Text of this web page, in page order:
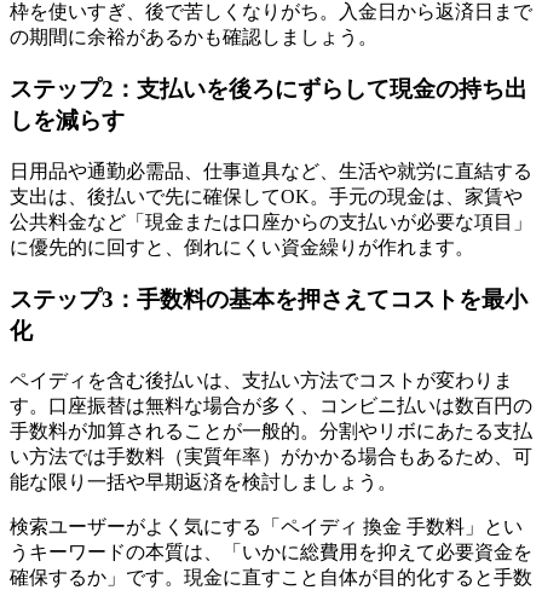
枠を使いすぎ、後で苦しくなりがち。入金日から返済日まで
の期間に余裕があるかも確認しましょう。
ステップ2：支払いを後ろにずらして現金の持ち出
しを減らす
日用品や通勤必需品、仕事道具など、生活や就労に直結する
支出は、後払いで先に確保してOK。手元の現金は、家賃や
公共料金など「現金または口座からの支払いが必要な項目」
に優先的に回すと、倒れにくい資金繰りが作れます。
ステップ3：手数料の基本を押さえてコストを最小
化
ペイディを含む後払いは、支払い方法でコストが変わりま
す。口座振替は無料な場合が多く、コンビニ払いは数百円の
手数料が加算されることが一般的。分割やリボにあたる支払
い方法では手数料（実質年率）がかかる場合もあるため、可
能な限り一括や早期返済を検討しましょう。
検索ユーザーがよく気にする「ペイディ 換金 手数料」とい
うキーワードの本質は、「いかに総費用を抑えて必要資金を
確保するか」です。現金に直すこと自体が目的化すると手数